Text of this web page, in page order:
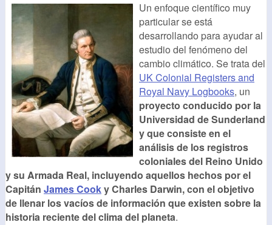
Un enfoque científico muy
particular se está
desarrollando para ayudar al
estudio del fenómeno del
cambio climático. Se trata del
UK Colonial Registers and
Royal Navy Logbooks, un
proyecto conducido por la
Universidad de Sunderland
y que consiste en el
análisis de los registros
coloniales del Reino Unido
y su Armada Real, incluyendo aquellos hechos por el
Capitán James Cooky Charles Darwin, con el objetivo
de llenar los vacíos de información que existen sobre la
historia reciente del clima del planeta.